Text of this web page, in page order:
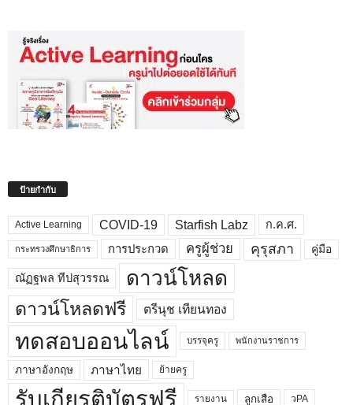
ป้ายกำกับ
Active Learning COVID-19 Starfish Labz ก.ค.ศ.
กระทรวงศึกษาธิการ การประกวด ครูผู้ช่วย คุรุสภา คู่มือ
ณัฏฐพล ทีปสุวรรณ ดาวน์โหลด
ดาวน์โหลดฟรี ตรีนุช เทียนทอง
ทดสอบออนไลน์ บรรจุครู พนักงานราชการ
ภาษาอังกฤษ ภาษาไทย ย้ายครู
รับเกียรติบัตรฟรี รายงาน ลูกเสือ วPA